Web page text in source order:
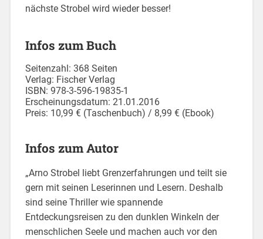
nächste Strobel wird wieder besser!
Infos zum Buch
Seitenzahl: 368 Seiten
Verlag: Fischer Verlag
ISBN: 978-3-596-19835-1
Erscheinungsdatum: 21.01.2016
Preis: 10,99 € (Taschenbuch) / 8,99 € (Ebook)
Infos zum Autor
„Arno Strobel liebt Grenzerfahrungen und teilt sie
gern mit seinen Leserinnen und Lesern. Deshalb
sind seine Thriller wie spannende
Entdeckungsreisen zu den dunklen Winkeln der
menschlichen Seele und machen auch vor den